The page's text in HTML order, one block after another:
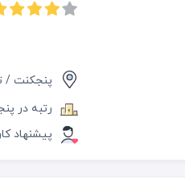
پنجکنت /
رتبه در
پیشنهاد